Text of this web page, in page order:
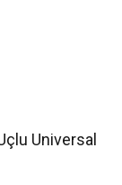
Universal